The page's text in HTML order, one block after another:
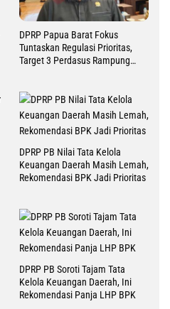
DPRP Papua Barat Fokus
Tuntaskan Regulasi Prioritas,
Target 3 Perdasus Rampung
DPRP PB Nilai Tata Kelola
Keuangan Daerah Masih Lemah,
Rekomendasi BPK Jadi Prioritas
DPRP PB Soroti Tajam Tata
Kelola Keuangan Daerah, Ini
Rekomendasi Panja LHP BPK